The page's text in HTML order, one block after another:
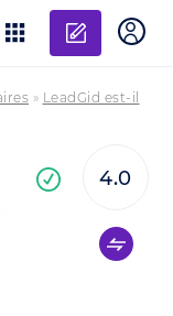
» LeadGid est-il
4.0
confirmée